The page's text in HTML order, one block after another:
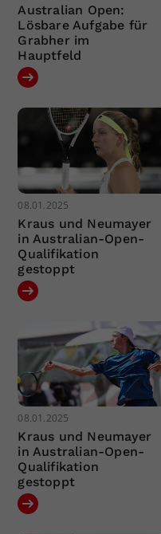
Australian Open:
Lösbare Aufgabe für
Grabher im
Hauptfeld
08.01.2025
Kraus und Neumayer
in Australian-Open-
Qualifikation
gestoppt
08.01.2025
Kraus und Neumayer
in Australian-Open-
Qualifikation
gestoppt